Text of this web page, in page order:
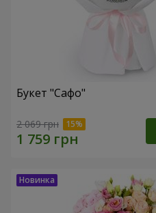
Букет "Сафо"
2 069 грн